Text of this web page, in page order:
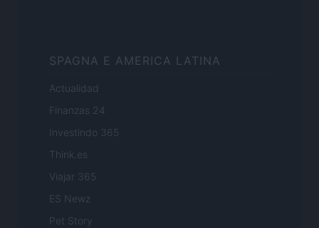
SPAGNA E AMERICA LATINA
Actualidad
Finanzas 24
Investindo 365
Think.es
Viajar 365
ES Newz
Pet Story